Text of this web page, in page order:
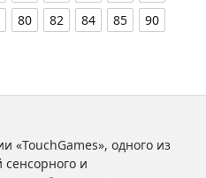
80 82 84 85
90
«TouchGames», одного из
и